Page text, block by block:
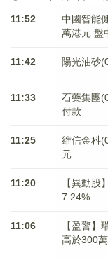
11:52
中國智能
萬港元 ​​​​​​​盤
11:42 陽光油砂
11:33
石藥集團
付款
11:25
維信金科
元
11:20
【異動
7.24%
11:06
【盈警
高於300